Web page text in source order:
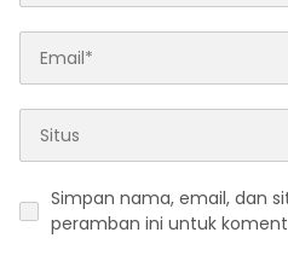
Simpan nama, email, dan
peramban ini untuk